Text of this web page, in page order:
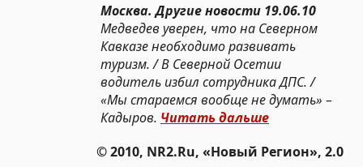
Москва. Другие новости 19.06.10
Медведев уверен, что на Северном
Кавказе необходимо развивать
туризм. / В Северной Осетии
водитель избил сотрудника ДПС. /
«Мы стараемся вообще не думать» –
Кадыров. Читать дальше
© 2010, NR2.Ru, «Новый Регион», 2.0